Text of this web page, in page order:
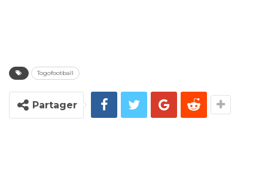
Togofootball
Partager